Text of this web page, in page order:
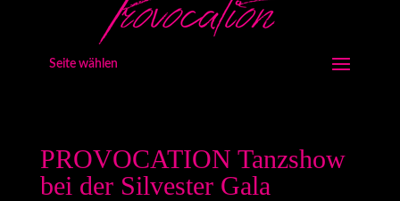
Seite wählen
PROVOCATION Tanzshow
bei der Silvester Gala